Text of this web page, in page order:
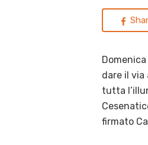
dare il via
tutta
firmato